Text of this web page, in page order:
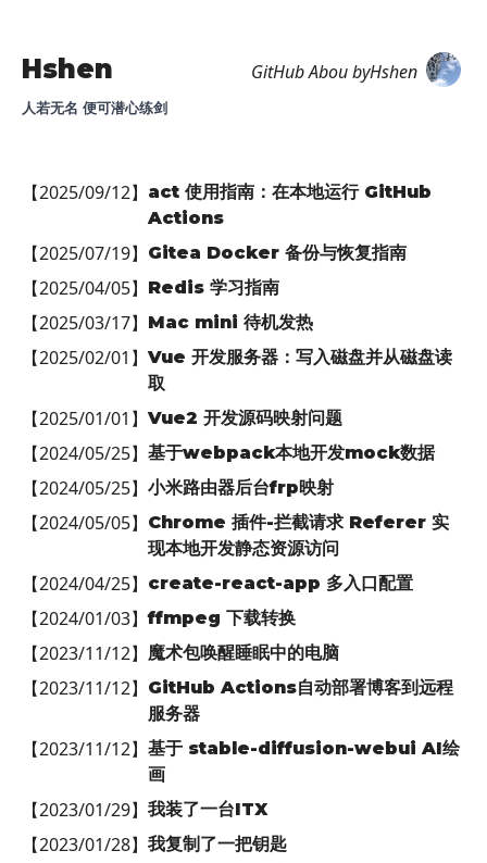
Hshen
人若无名 便可潜心练剑
GitHubAboubyHshen
【2025/09/12】 act 使用指南：在本地运行 GitHub
Actions
【2025/07/19】 Gitea Docker 备份与恢复指南
【2025/04/05】 Redis 学习指南
【2025/03/17】 Mac mini 待机发热
【2025/02/01 】 Vue 开发服务器：写入磁盘并从磁盘读
取
【2025/01/01 】 Vue2 开发源码映射问题
【2024/05/25】 基于webpack本地开发mock数据
【2024/05/25】 小米路由器后台frp映射
【2024/05/05】 Chrome 插件-拦截请求 Referer 实
现本地开发静态资源访问
【2024/04/25】 create-react-app 多入口配置
【2024/01/03】ffmpeg 下载转换
【2023/11/12】 魔术包唤醒睡眠中的电脑
【2023/11/12】 GitHub Actions自动部署博客到远程
服务器
【2023/11/12】 基于 stable-diffusion-webui AI绘
画
【2023/01/29】 我装了一台ITX
【2023/01/28】 我复制了一把钥匙